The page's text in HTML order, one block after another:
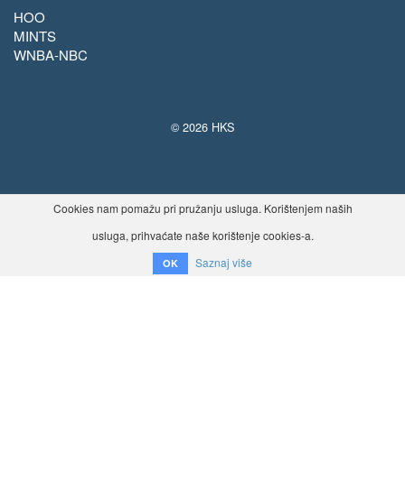
HOO
MINTS
WNBA-NBC
© 2026 HKS
Cookies nam pomažu pri pružanju usluga. Korištenjem naših
usluga, prihvaćate naše korištenje cookies-a.
OK Saznaj više